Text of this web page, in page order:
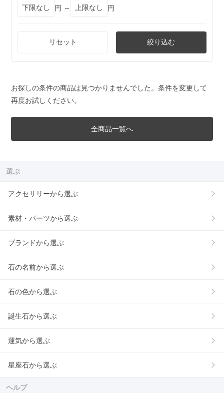
円 ～
円
リセット 絞り込む
お探しの条件の商品は見つかりませんでした。条件を変更して
再度お試しください。
全商品一覧へ
選ぶ
アクセサリーから選ぶ
素材・パーツから選ぶ
ブランドから選ぶ
石の名前から選ぶ
石の色から選ぶ
誕生石から選ぶ
運気から選ぶ
星座石から選ぶ
ヘルプ